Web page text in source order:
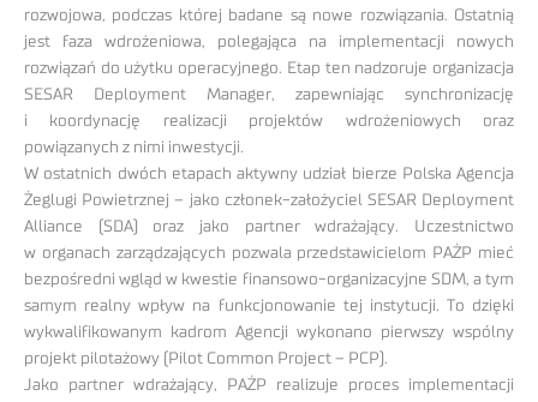
rozwojowa, podczas której badane są nowe rozwiązania. Ostatnią
jest faza wdrożeniowa, polegająca na implementacji nowych
rozwiązań do użytku operacyjnego. Etap ten nadzoruje organizacja
SESAR Deployment Manager, zapewniając synchronizację
i koordynację realizacji projektów wdrożeniowych oraz
powiązanych z nimi inwestycji.
W ostatnich dwóch etapach aktywny udział bierze Polska Agencja
Żeglugi Powietrznej – jako członek-założyciel SESAR Deployment
Alliance (SDA) oraz jako partner wdrażający. Uczestnictwo
w organach zarządzających pozwala przedstawicielom PAŻP mieć
bezpośredni wgląd w kwestie finansowo-organizacyjne SDM, a tym
samym realny wpływ na funkcjonowanie tej instytucji. To dzięki
wykwalifikowanym kadrom Agencji wykonano pierwszy wspólny
projekt pilotażowy (Pilot Common Project – PCP).
Jako partner wdrażający, PAŻP realizuje proces implementacji